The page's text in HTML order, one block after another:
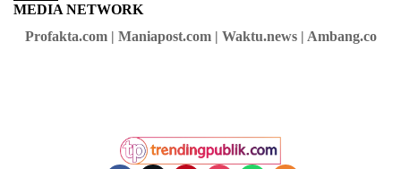
MEDIA NETWORK
Profakta.com | Maniapost.com | Waktu.news | Ambang.co